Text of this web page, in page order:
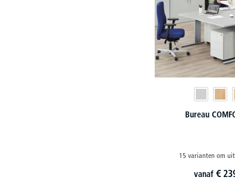
Bureau
15 varianten om
vanaf €